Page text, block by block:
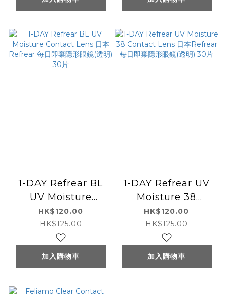
1-DAY Refrear BL
UV Moisture
Contact Lens 日本
Refrear 每日即棄隱
形眼鏡(透明) 30片
HK$120.00
HK$125.00
加入購物車
1-DAY Refrear UV
Moisture 38
Contact Lens 日本
Refrear 每日即棄隱
形眼鏡(透明) 30片
HK$120.00
HK$125.00
加入購物車